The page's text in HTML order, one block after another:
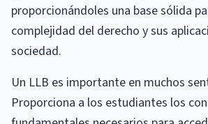
proporcionándoles una base sólida
complejidad del derecho y sus
sociedad.
Un LLB es importante en muchos
Proporciona a los estudiantes los